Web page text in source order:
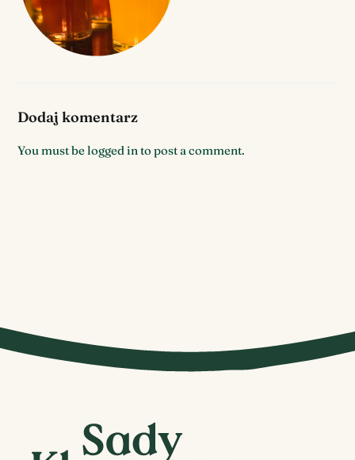
Dodaj komentarz
You must belogged into post a comment.